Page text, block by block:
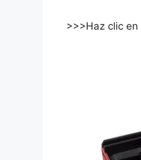
>>>Haz clic en